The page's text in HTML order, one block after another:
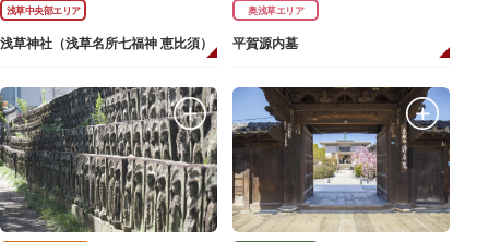
浅草中央部エリア
浅草神社（浅草名所七福神 恵比須）
奥浅草エリア
平賀源内墓